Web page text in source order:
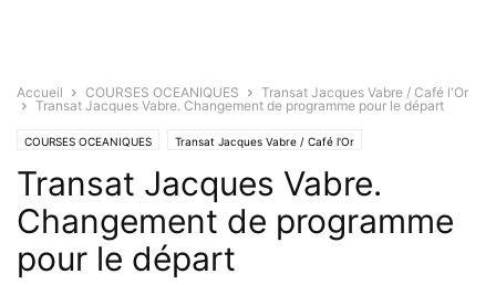
Accueil COURSES OCEANIQUES
Transat Jacques Vabre / Café l'Or
Transat Jacques Vabre. Changement de programme pour le départ
COURSES OCEANIQUES Transat Jacques Vabre / Café l'Or
Transat Jacques Vabre.
Changement de programme
pour le départ